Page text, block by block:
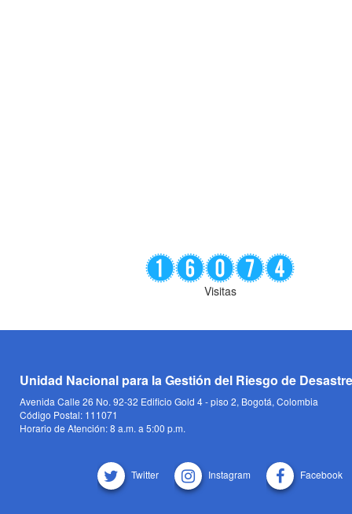
Visitas
Unidad Nacional para la Gestión del Riesgo de
Avenida Calle 26 No. 92-32 Edificio Gold 4 - piso 2, Bogotá, Colombia
Código Postal: 111071
Horario de Atención: 8 a.m. a 5:00 p.m.
Twitter Instagram Facebook